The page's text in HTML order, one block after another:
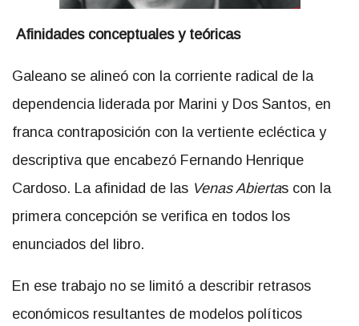
Afinidades conceptuales y teóricas
Galeano se alineó con la corriente radical de la
dependencia liderada por Marini y Dos Santos, en
franca contraposición con la vertiente ecléctica y
descriptiva que encabezó Fernando Henrique
Cardoso. La afinidad de las Venas Abiertas con la
primera concepción se verifica en todos los
enunciados del libro.
En ese trabajo no se limitó a describir retrasos
económicos resultantes de modelos políticos